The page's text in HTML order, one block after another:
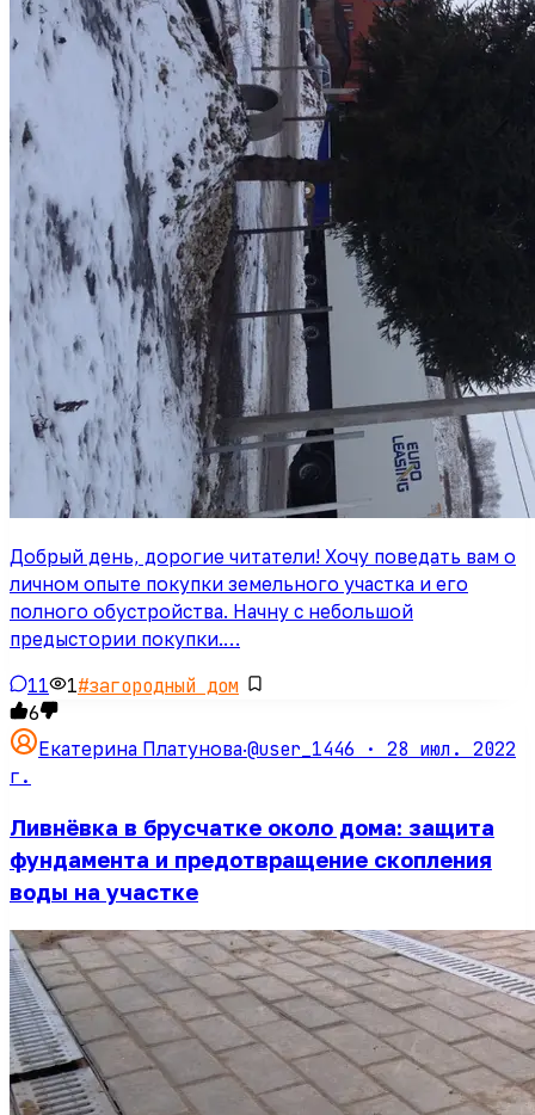
Добрый день, дорогие читатели! Хочу поведать вам о
личном опыте покупки земельного участка и его
полного обустройства. Начну с небольшой
предыстории покупки.…
11 1#загородный дом
6
Екатерина Платунова·@user_1446 · 28 июл. 2022
г.
Ливнёвка в брусчатке около дома: защита
фундамента и предотвращение скопления
воды на участке